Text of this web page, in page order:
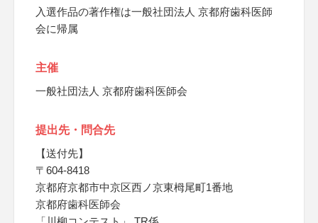
入選作品の著作権は一般社団法人 京都府歯科医師
会に帰属
主催
一般社団法人 京都府歯科医師会
提出先・問合先
【送付先】
〒604-8418
京都府京都市中京区西ノ京東栂尾町1番地
京都府歯科医師会